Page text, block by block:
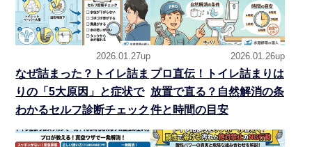
2026.01.27up
なぜ詰まった？トイレ詰ま
りの「5大原因」と症状で
わかるセルフ診断チェック
2026.01.26up
プロ直伝！トイレ詰まりは
放置で直る？自然解消の条
件と時間の目安